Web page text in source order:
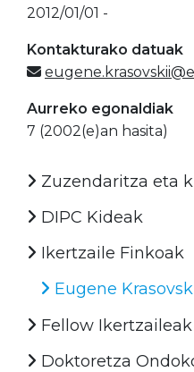
2012/01/01 -
Kontakturako datuak
Aurreko egonaldiak
7 (2002(e)an hasita)
Zuzendaritza eta
DIPC Kideak
Ikertzaile Finkoak
Eugene
Fellow Ikertzaileak
Doktoretza